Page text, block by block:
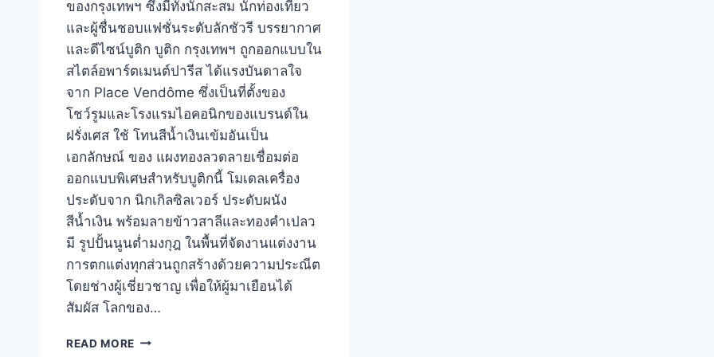
ของกรุงเทพฯ ซึ่งมีทั้งนักสะสม นักท่องเที่ยว
และผู้ชื่นชอบแฟชั่นระดับลักชัวรี บรรยากาศ
และดีไซน์บูติก บูติก กรุงเทพฯ ถูกออกแบบใน
สไตล์อพาร์ตเมนต์ปารีส ได้แรงบันดาลใจ
จาก Place Vendôme ซึ่งเป็นที่ตั้งของ
โชว์รูมและโรงแรมไอคอนิกของแบรนด์ใน
ฝรั่งเศส ใช้ โทนสีน้ำเงินเข้มอันเป็น
เอกลักษณ์ ของ แผงทองลวดลายเชื่อมต่อ
ออกแบบพิเศษสำหรับบูติกนี้ โมเดลเครื่อง
ประดับจาก นิกเกิลซิลเวอร์ ประดับผนัง
สีน้ำเงิน พร้อมลายข้าวสาลีและทองคำเปลว
มี รูปปั้นนูนต่ำมงกุฎ ในพื้นที่จัดงานแต่งงาน
การตกแต่งทุกส่วนถูกสร้างด้วยความประณีต
โดยช่างผู้เชี่ยวชาญ เพื่อให้ผู้มาเยือนได้
สัมผัส โลกของ…
READ MORE CHAUMET